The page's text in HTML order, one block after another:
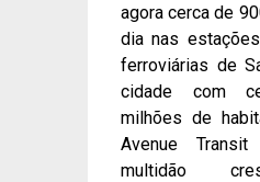
agora cerca de
dia nas
ferroviárias de
cidade com
milhões de
Avenue
multidão